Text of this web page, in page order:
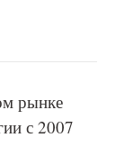
рынке
с 2007